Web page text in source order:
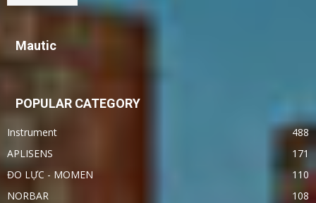
Mautic
POPULAR CATEGORY
Instrument
488
APLISENS
171
ĐO LỰC - MOMEN
110
NORBAR
108